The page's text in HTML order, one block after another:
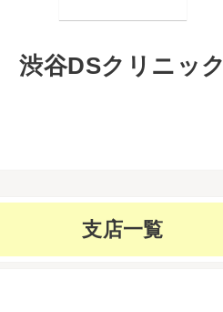
渋谷DSクリニック
支店一覧